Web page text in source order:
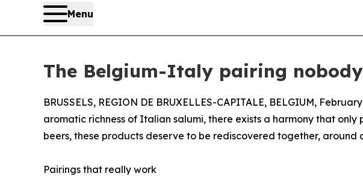
Menu
The Belgium-Italy pairing
BRUSSELS, REGION DE BRUXELLES-CAPITALE, BELGIUM,
aromatic richness of Italian salumi, there exists a harmony that
beers, these products deserve to be rediscovered together, around
Pairings that really work